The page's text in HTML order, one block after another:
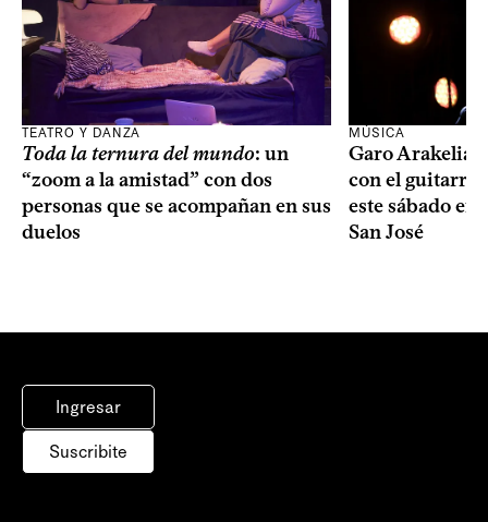
TEATRO Y DANZA
Toda la ternura del mundo: un
“zoom a la amistad” con dos
personas que se acompañan en sus
duelos
MÚSICA
Garo Arakelian
con el
este sábado en
San José
Ingresar
Suscribite